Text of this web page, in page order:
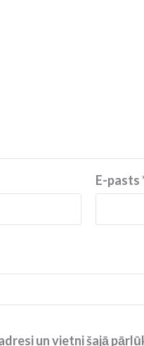
E-pasts
un vietni šajā